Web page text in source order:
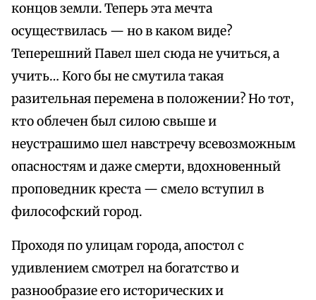
концов земли. Теперь эта мечта
осуществилась — но в каком виде?
Теперешний Павел шел сюда не учиться, а
учить… Кого бы не смутила такая
разительная перемена в положении? Но тот,
кто облечен был силою свыше и
неустрашимо шел навстречу всевозможным
опасностям и даже смерти, вдохновенный
проповедник креста — смело вступил в
философский город.
Проходя по улицам города, апостол с
удивлением смотрел на богатство и
разнообразие его исторических и